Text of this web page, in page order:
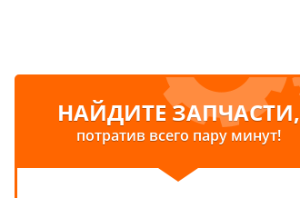
НАЙДИТЕ ЗАПЧАСТИ,
потратив всего пару минут!